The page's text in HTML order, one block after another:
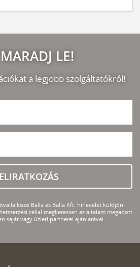
LE!
a legjobb szolgáltatókról!
Balla és Balla Kft. hírlevelet küldjön
céllal megkeressen az általam megadott
saját vagy üzleti partnerei ajánlatával.